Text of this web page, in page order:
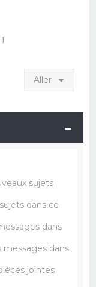
1
Aller
sujets
dans ce
dans
messages dans
jointes